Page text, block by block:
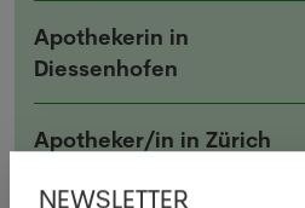
Apothekerin in
Diessenhofen
Apotheker/in in Zürich